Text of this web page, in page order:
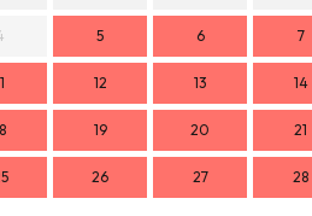
5 6 7
12 13 14
19 20 21
26 27 28